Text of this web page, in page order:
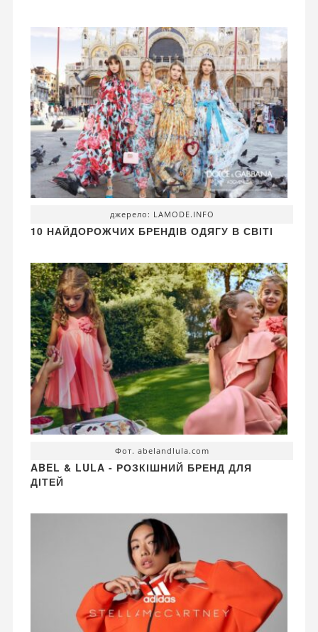
джерело: LAMODE.INFO
10 НАЙДОРОЖЧИХ БРЕНДІВ ОДЯГУ В СВІТІ
Фот. abelandlula.com
ABEL & LULA - РОЗКІШНИЙ БРЕНД ДЛЯ
ДІТЕЙ